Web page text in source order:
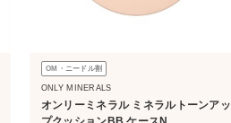
OM・ニードル割
ONLY MINERALS
オンリーミネラル ミネラルトーンアッ